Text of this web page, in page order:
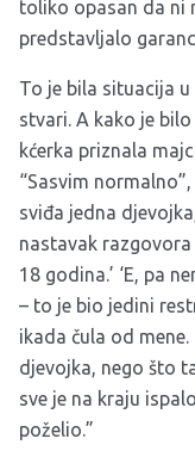
toliko opasan da ni
predstavljalo
To je bila situacija
stvari. A kako je
kćerka priznala
“Sasvim
sviđa jedna
nastavak razgovora
18 godina.’ ‘E, pa
– to je bio jedini
ikada čula od
djevojka, nego što
sve je na kraju
poželio.”